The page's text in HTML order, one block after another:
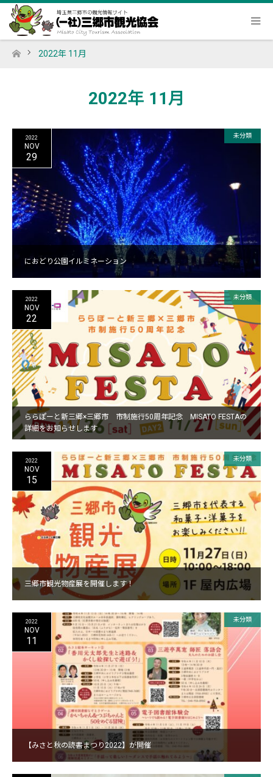
2022年 11月
2022年 11月
におどり公園イルミネーション
2022
NOV
29
未分類
ららぽーと新三郷×三郷市 市制施行50周年記念 MISATO FESTAの
詳細をお知らせします
2022
NOV
22
未分類
三郷市観光物産展を開催します！
2022
NOV
15
未分類
【みさと秋の読書まつり2022】が開催
2022
NOV
11
未分類